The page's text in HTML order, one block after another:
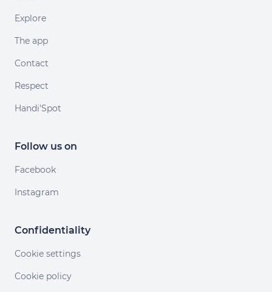
Explore
The app
Contact
Respect
Handi'Spot
Follow us on
Facebook
Instagram
Confidentiality
Cookie settings
Cookie policy